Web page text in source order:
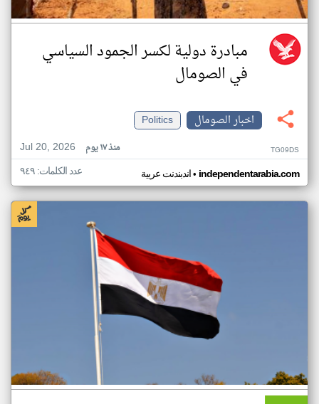
مبادرة دولية لكسر الجمود السياسي
في الصومال
اخبار الصومال
Politics
Jul 20, 2026
منذ ١٧ يوم TG09DS
اندبندنت عربية• independentarabia.com عدد الكلمات: ٩٤٩